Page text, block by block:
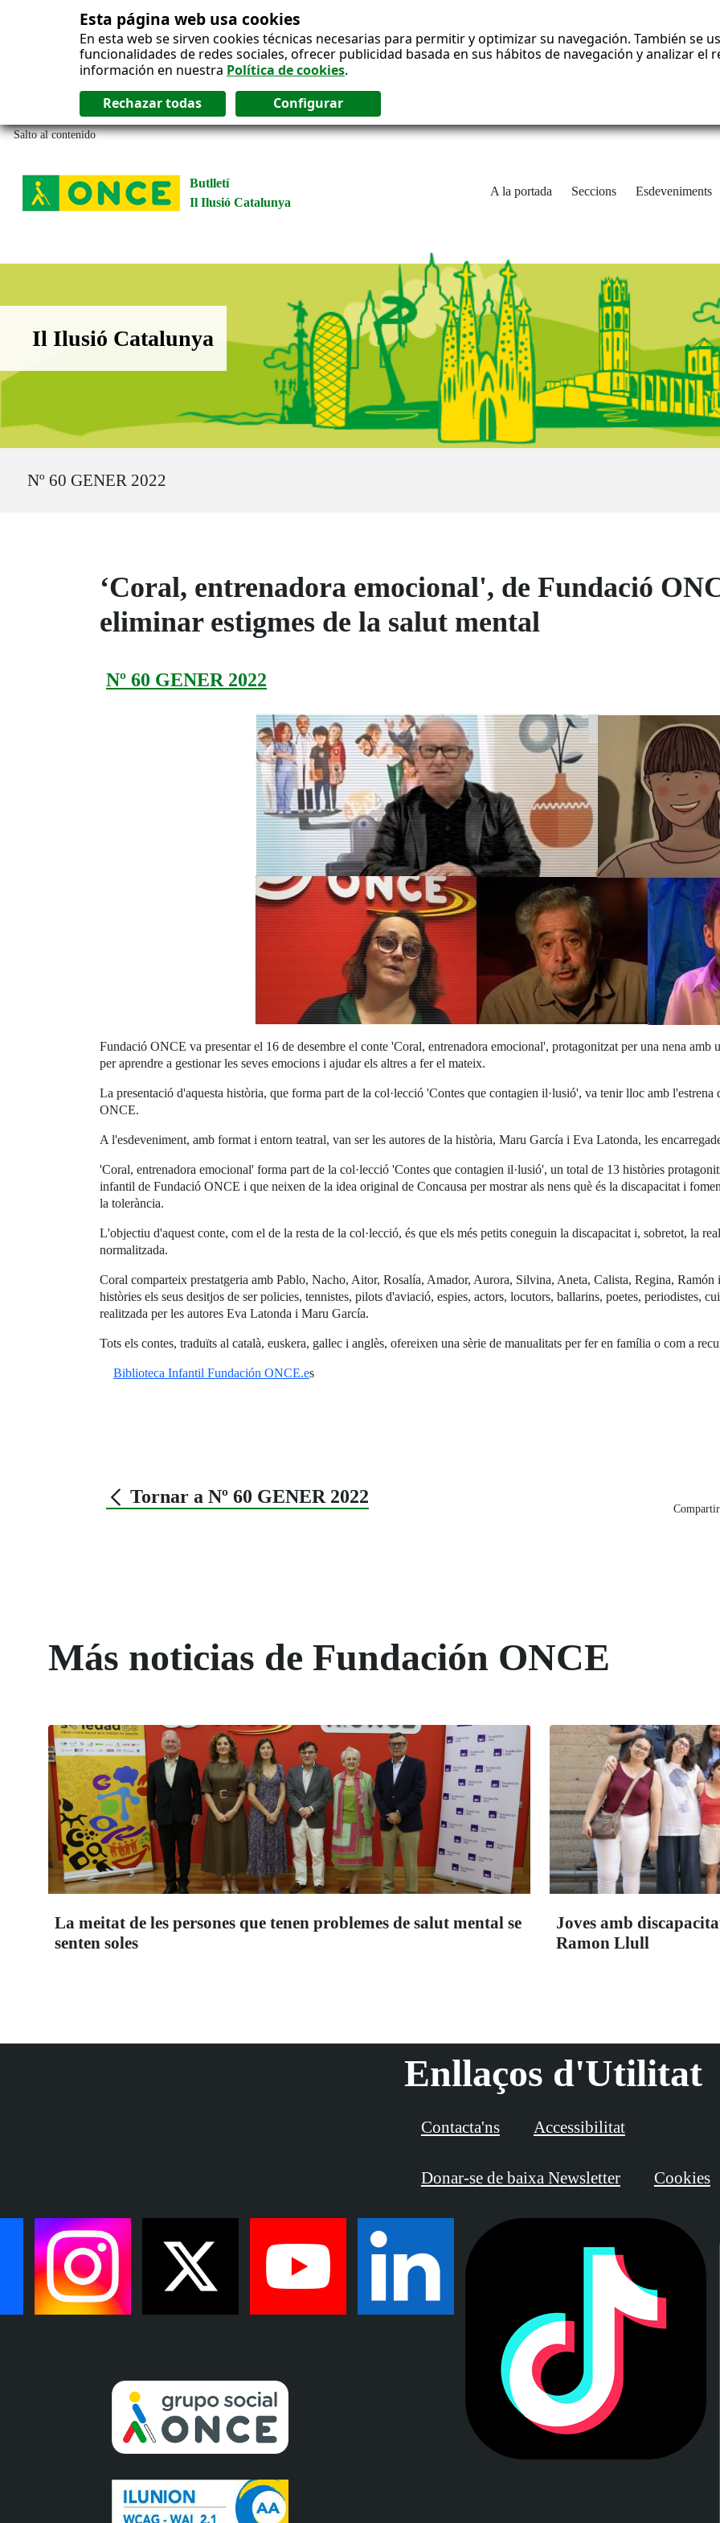
Esta página web usa cookies
En esta web se sirven cookies técnicas necesarias para permitir y optimizar su navegación. También se
funcionalidades de redes sociales, ofrecer publicidad basada en sus hábitos de navegación y analizar
información en nuestra Política de cookies.
Salto al contenido
Butlletí
Il Ilusió Catalunya
A la portada Seccions Esdeveniments
Boletín Il·lusió Catalunya
Il Ilusió Catalunya
Nº 60 GENER 2022
‘Coral, entrenadora emocional', de Fundació
eliminar estigmes de la salut mental
Nº 60 GENER 2022
Fundació ONCE va presentar el 16 de desembre el conte 'Coral, entrenadora emocional', protagonitzat per una nena amb
per aprendre a gestionar les seves emocions i ajudar els altres a fer el mateix.
La presentació d'aquesta història, que forma part de la col·lecció 'Contes que contagien il·lusió', va tenir lloc amb
ONCE.
A l'esdeveniment, amb format i entorn teatral, van ser les autores de la història, Maru García i Eva Latonda, les
'Coral, entrenadora emocional' forma part de la col·lecció 'Contes que contagien il·lusió', un total de 13 històries
infantil de Fundació ONCE i que neixen de la idea original de Concausa per mostrar als nens què és la discapacitat i
la tolerància.
L'objectiu d'aquest conte, com el de la resta de la col·lecció, és que els més petits coneguin la discapacitat i, sobretot, la
normalitzada.
Coral comparteix prestatgeria amb Pablo, Nacho, Aitor, Rosalía, Amador, Aurora, Silvina, Aneta, Calista, Regina, Ramón
històries els seus desitjos de ser policies, tennistes, pilots d'aviació, espies, actors, locutors, ballarins, poetes, periodistes,
realitzada per les autores Eva Latonda i Maru García.
Tots els contes, traduïts al català, euskera, gallec i anglès, ofereixen una sèrie de manualitats per fer en família o com a
Biblioteca Infantil Fundación ONCE.es
Tornar a Nº 60 GENER 2022
Más noticias de Fundación ONCE
La meitat de les persones que tenen problemes de salut mental se
senten soles
Joves amb
Ramon Llull
Enllaços d'Utilitat
Contacta'ns Accessibilitat
Donar-se de baixa Newsletter Cookies